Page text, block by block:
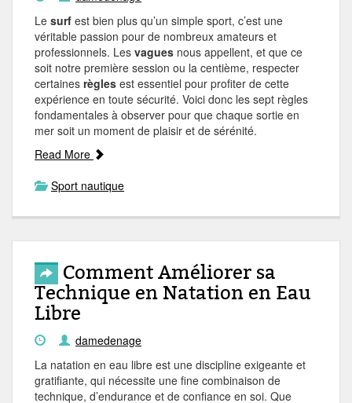
Le surf est bien plus qu’un simple sport, c’est une
véritable passion pour de nombreux amateurs et
professionnels. Les vagues nous appellent, et que ce
soit notre première session ou la centième, respecter
certaines règles est essentiel pour profiter de cette
expérience en toute sécurité. Voici donc les sept règles
fondamentales à observer pour que chaque sortie en
mer soit un moment de plaisir et de sérénité.
Read More
Sport nautique
Comment Améliorer sa
Technique en Natation en Eau
Libre
damedenage
La natation en eau libre est une discipline exigeante et
gratifiante, qui nécessite une fine combinaison de
technique, d’endurance et de confiance en soi. Que